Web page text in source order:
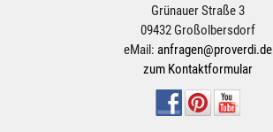
Grünauer Straße 3
09432 Großolbersdorf
eMail: anfragen@proverdi.de
zum Kontaktformular